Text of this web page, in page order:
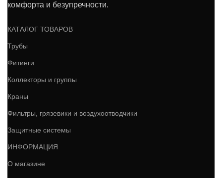
комфорта и безупречности.
КАТАЛОГ ТОВАРОВ
Трубы
Фитинги
Коллекторы и группы
Краны
Фильтры, грязевики и воздухоотводчики
Защитные системы
ИНФОРМАЦИЯ
О магазине